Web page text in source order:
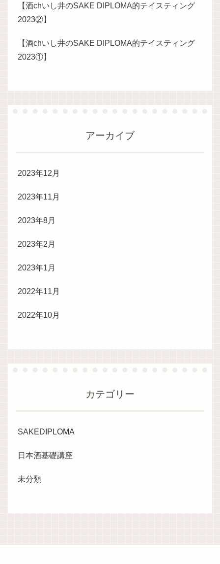
【酒chいし井のSAKE DIPLOMA的テイスティング
2023②】
【酒chいし井のSAKE DIPLOMA的テイスティング
2023①】
アーカイブ
2023年12月
2023年11月
2023年8月
2023年2月
2023年1月
2022年11月
2022年10月
カテゴリー
SAKEDIPLOMA
日本酒基礎講座
未分類